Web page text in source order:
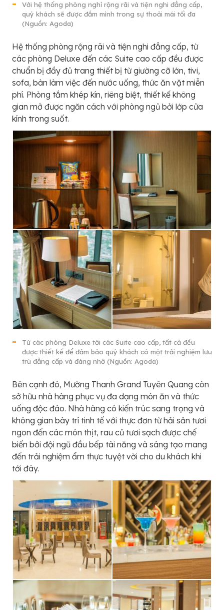
Với hệ thống phòng nghỉ rộng rãi và tiện nghi đẳng cấp,
quý khách sẽ được đắm mình trong sự thoải mái tối đa
(Nguồn: Agoda)
Hệ thống phòng rộng rãi và tiện nghi đẳng cấp, từ
các phòng Deluxe đến các Suite cao cấp đều được
chuẩn bị đầy đủ trang thiết bị từ giường cỡ lớn, tivi,
sofa, bàn làm việc đến nước uống, thức ăn vặt miễn
phí. Phòng tắm khép kín, riêng biệt, thiết kế không
gian mở được ngăn cách với phòng ngủ bởi lớp cửa
kính trong suốt.
Từ các phòng Deluxe tới các Suite cao cấp, tất cả đều
được thiết kế để đảm bảo quý khách có một trải nghiệm lưu
trú đẳng cấp và đáng nhớ (Nguồn: Agoda)
Bên cạnh đó, Mường Thanh Grand Tuyên Quang còn
sở hữu nhà hàng phục vụ đa dạng món ăn và thức
uống độc đáo. Nhà hàng có kiến trúc sang trọng và
không gian bày trí tinh tế với thực đơn từ hải sản tươi
ngon đến các món thịt, rau củ tươi sạch được chế
biến bởi đội ngũ đầu bếp tài năng và sáng tạo mang
đến trải nghiệm ẩm thực tuyệt vời cho du khách khi
tới đây.